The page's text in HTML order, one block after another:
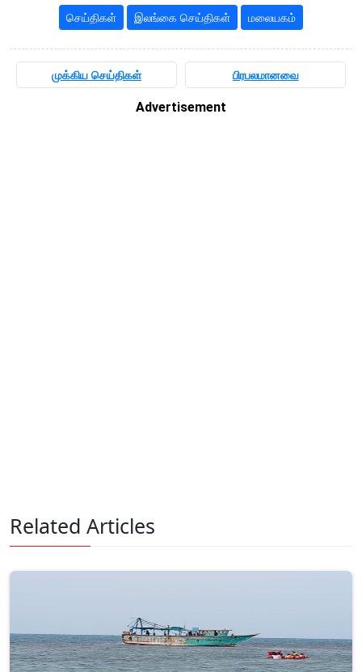
செய்திகள் இலங்கை செய்திகள் மலையகம்
முக்கிய செய்திகள் பிரபலமானவை
Advertisement
Related Articles